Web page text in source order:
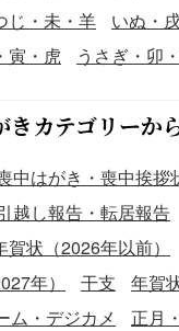
じ・未・羊
いぬ・
寅・虎 うさぎ・卯
きカテゴリーか
中はがき・喪中挨拶
越し報告・転居報告
賀状（2026年以前）
年） 干支
年賀
ム・デジカメ
正月